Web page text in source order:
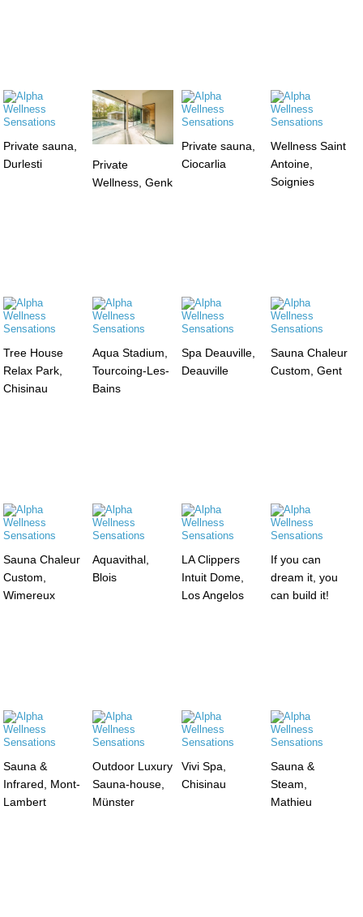
Private sauna,
Durlesti
Private
Wellness, Genk
Private sauna,
Ciocarlia
Wellness Saint
Antoine,
Soignies
Tree House
Relax Park,
Chisinau
Aqua Stadium,
Tourcoing-Les-
Bains
Spa Deauville,
Deauville
Sauna Chaleur
Custom, Gent
Sauna Chaleur
Custom,
Wimereux
Aquavithal,
Blois
LA Clippers
Intuit Dome,
Los Angelos
If you can
dream it, you
can build it!
Sauna &
Infrared, Mont-
Lambert
Outdoor Luxury
Sauna-house,
Münster
Vivi Spa,
Chisinau
Sauna &
Steam,
Mathieu